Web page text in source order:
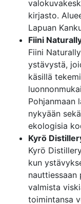
kirjasto.
Lapuan
Fiini
Fiini
ystävystä,
käsillä
Pohjanmaan
nykyään
ekologisia
Kyrö
Kyrö
kun
nauttiessaan
valmista
toimintansa